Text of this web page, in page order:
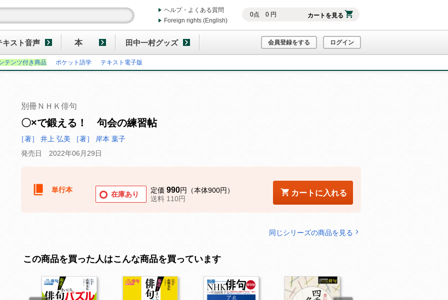
0点 0円 カートを見る
ヘルプ・よくある質問
Foreign rights (English)
キスト音声 本 田中一村グッズ 会員登録をする ログイン
テンツ付き商品 ポケット語学 テキスト電子版
別冊ＮＨＫ俳句
〇×で鍛える！ 句会の練習帖
［著］ 井上 弘美
［著］ 岸本 葉子
発売日 2022年06月29日
単行本
在庫あり 定価 990円（本体900円）
送料 110円
カートに入れる
同じシリーズの商品を見る
この商品を買った人はこんな商品を買っています